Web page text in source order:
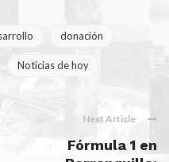
donación
Noticias de hoy
Next Article
Fórmula 1 en